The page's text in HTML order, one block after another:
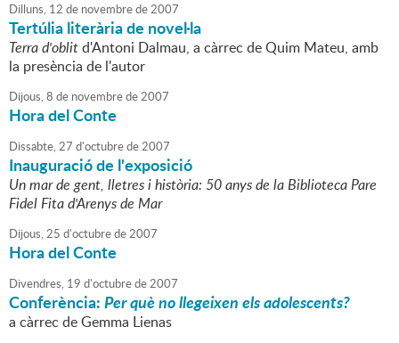
Dilluns, 12 de novembrede2007
Tertúlia literària de novel·la
Terra d'oblitd'Antoni Dalmau, a càrrec de Quim Mateu, amb
la presència de l'autor
Dijous,8 de novembrede2007
Hora del Conte
Dissabte,27 d'octubrede2007
Inauguració de l'exposició
Un mar de gent, lletres i història: 50 anys de la Biblioteca Pare
Fidel Fita d'Arenys de Mar
Dijous,25 d'octubrede2007
Hora del Conte
Divendres, 19 d'octubrede2007
Conferència:Per què no llegeixen els adolescents?
a càrrec de Gemma Lienas